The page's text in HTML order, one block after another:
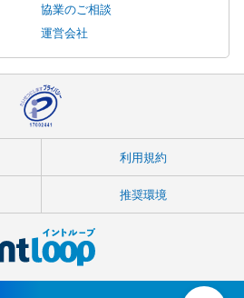
協業のご相談
運営会社
利用規約
推奨環境